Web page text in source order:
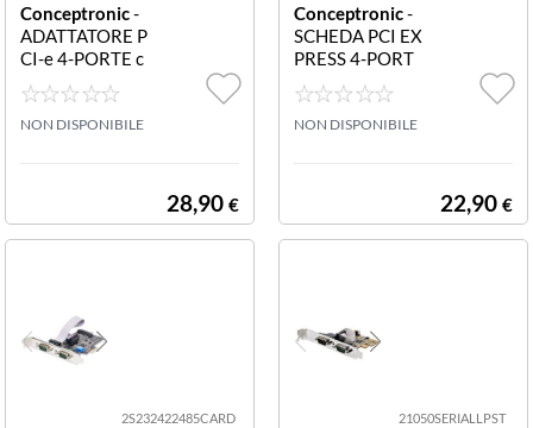
Conceptronic-
ADATTATORE P
CI-e 4-PORTE c
on Cavo PCIE A
DAPTER+SATA
CABLE EMRICK
NON DISPONIBILE
28,90 €
Conceptronic-
SCHEDA PCI EX
PRESS 4-PORT
E USB 3.0 CAR
D EMRICK02G
PCI EXPRESS C
NON DISPONIBILE
22,90 €
2S232422485CARD 21050SERIALLPST